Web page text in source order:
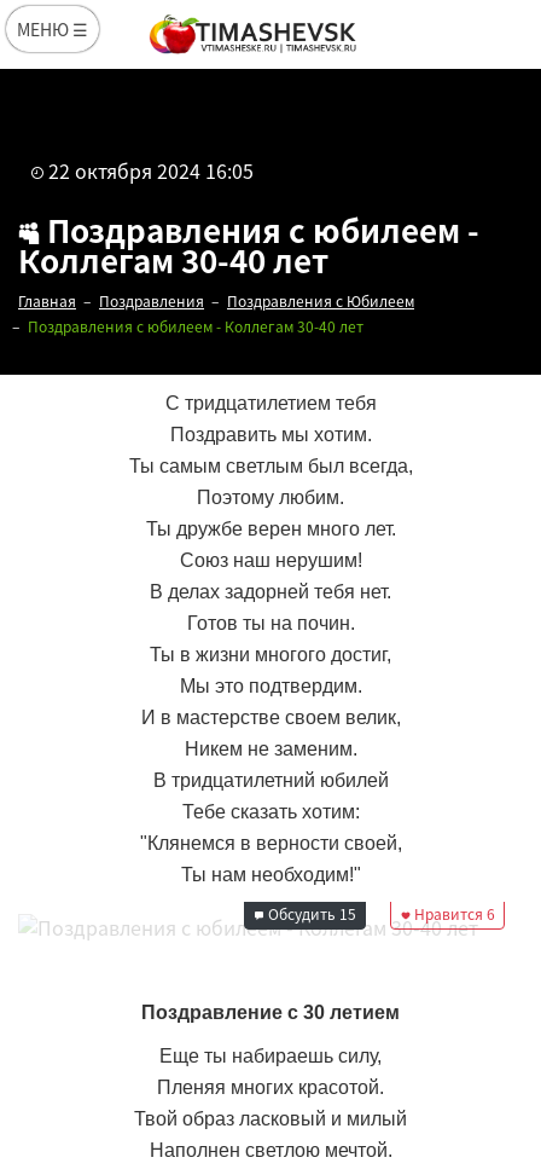
МЕНЮ ☰
22 октября 2024 16:05
Поздравления с юбилеем -
Коллегам 30-40 лет
Главная Поздравления
Поздравления с Юбилеем
Поздравления с юбилеем - Коллегам 30-40 лет
С тридцатилетием тебя
Поздравить мы хотим.
Ты самым светлым был всегда,
Поэтому любим.
Ты дружбе верен много лет.
Союз наш нерушим!
В делах задорней тебя нет.
Готов ты на почин.
Ты в жизни многого достиг,
Мы это подтвердим.
И в мастерстве своем велик,
Никем не заменим.
В тридцатилетний юбилей
Тебе сказать хотим:
"Клянемся в верности своей,
Ты нам необходим!"
Редакция
22 октября 2024
Нравится 6
Обсудить 15
Поздравление с 30 летием
Еще ты набираешь силу,
Пленяя многих красотой.
Твой образ ласковый и милый
Наполнен светлою мечтой.